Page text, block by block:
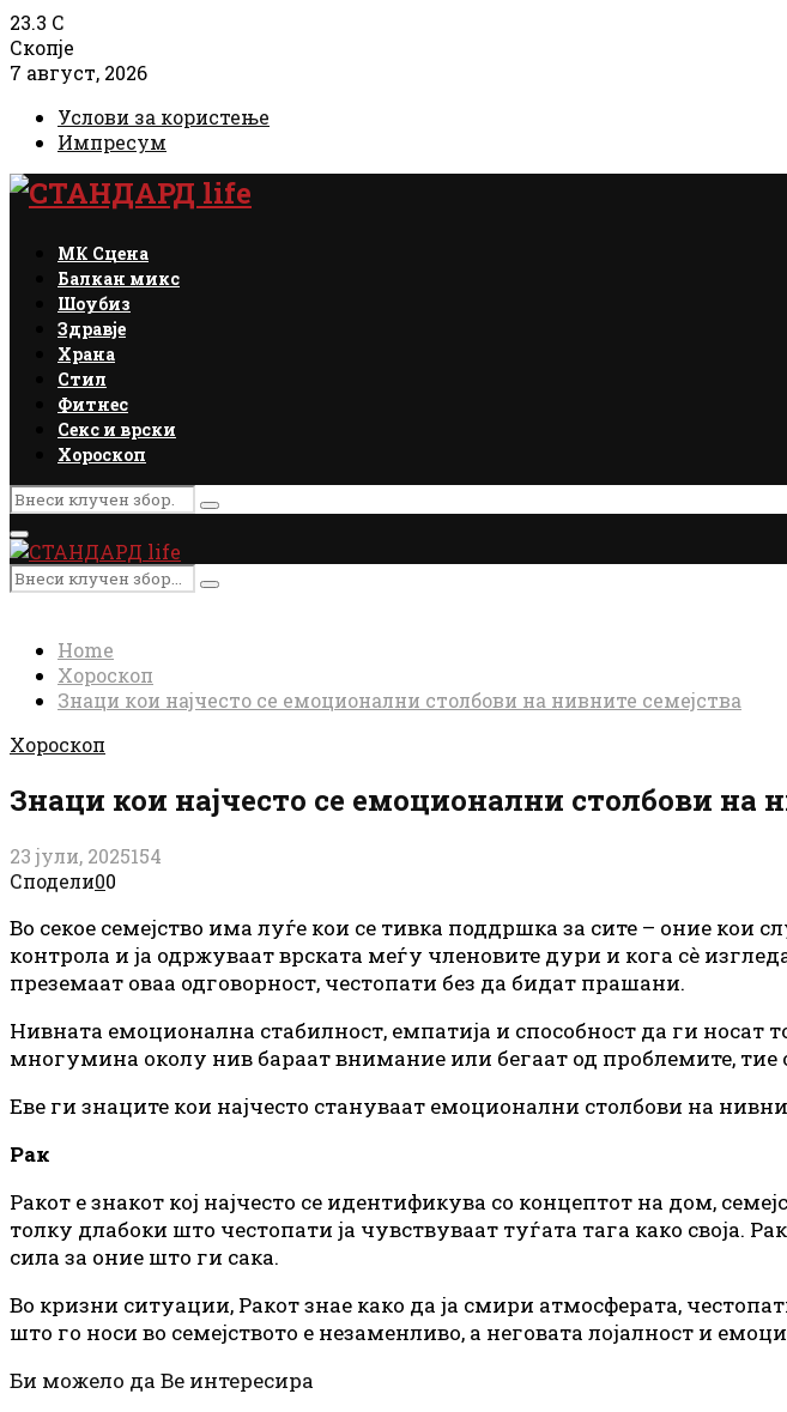
23.3 C
Скопје
7 август, 2026
Услови за користење
Импресум
Facebook
Instagram
Email
Rss
МК Сцена
Балкан микс
Шоубиз
Здравје
Храна
Стил
Фитнес
Секс и врски
Хороскоп
Search
for:
Search
Primary
Menu
Search
for:
Search
Home
Хороскоп
Знаци кои најчесто се емоционални столбови на нивните семејства
Хороскоп
Знаци кои најчесто се емоционални столбови на
23 јули, 2025154
Сподели00
Во секое семејство има луѓе кои се тивка поддршка за сите – оние кои
контрола и ја одржуваат врската меѓу членовите дури и кога сè
преземаат оваа одговорност, честопати без да бидат прашани.
Нивната емоционална стабилност, емпатија и способност да ги носат
многумина околу нив бараат внимание или бегаат од проблемите,
Еве ги знаците кои најчесто стануваат емоционални столбови на
Рак
Ракот е знакот кој најчесто се идентификува со концептот на дом,
толку длабоки што честопати ја чувствуваат туѓата тага како своја.
сила за оние што ги сака.
Во кризни ситуации, Ракот знае како да ја смири атмосферата,
што го носи во семејството е незаменливо, а неговата лојалност и
Би можело да Ве интересира